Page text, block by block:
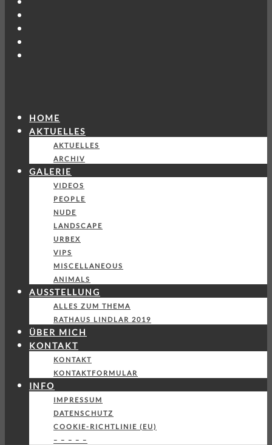
HOME
AKTUELLES
AKTUELLES
ARCHIV
GALERIE
VIDEOS
PEOPLE
NUDE
LANDSCAPE
URBEX
VIPS
MISCELLANEOUS
ANIMALS
AUSSTELLUNG
ALLES ZUM THEMA
RATHAUS LINDLAR 2019
ÜBER MICH
KONTAKT
KONTAKT
KONTAKTFORMULAR
INFO
IMPRESSUM
DATENSCHUTZ
COOKIE-RICHTLINIE (EU)
– – – – –